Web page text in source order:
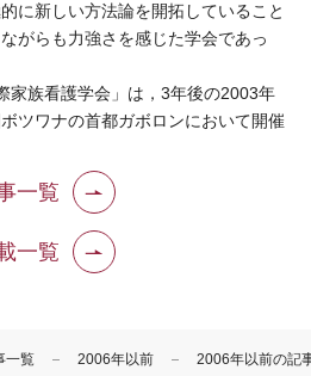
一覧 2006年以前 2006年以前の記
に新しい方法論を開拓していること
がらも力強さを感じた学会であっ
族看護学会」は，3年後の2003年
ツワナの首都ガボロンにおいて開催
一覧
一覧